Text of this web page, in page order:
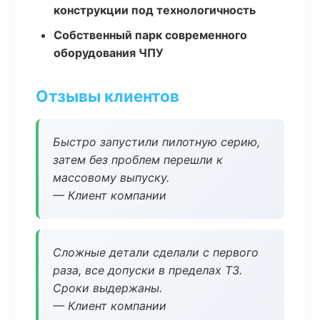
конструкции под технологичность
Собственный парк современного
оборудования ЧПУ
Отзывы клиентов
Быстро запустили пилотную серию,
затем без проблем перешли к
массовому выпуску.
— Клиент компании
Сложные детали сделали с первого
раза, все допуски в пределах ТЗ.
Сроки выдержаны.
— Клиент компании